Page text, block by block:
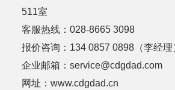
511室
客服热线：028-8665 3098
报价咨询：134 0857 0898（李经理
企业邮箱：service@cdgdad.com
网址：www.cdgdad.cn